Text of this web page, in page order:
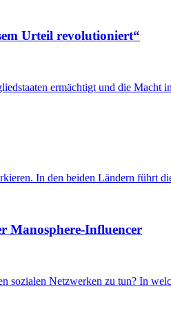
Urteil revolutioniert“
ermächtigt und die
In den beiden Ländern führt
Manosphere-Influencer
Netzwerken zu tun? In